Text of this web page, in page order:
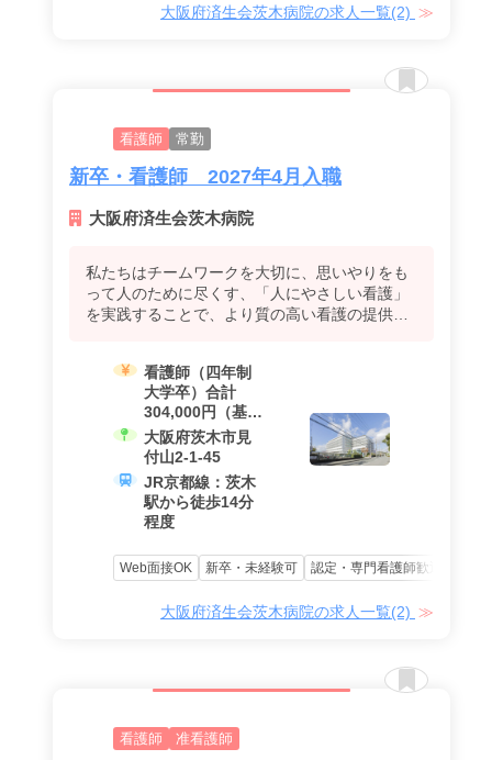
大阪府済生会茨木病院の求人一覧(2)
看護師 常勤
新卒・看護師 2027年4月入職
大阪府済生会茨木病院
私たちはチームワークを大切に、思いやりをも
って人のために尽くす、「人にやさしい看護」
を実践することで、より質の高い看護の提供を
看護師（四年制
大学卒）合計
304,000円（基本
給233,500円 諸
手当20,500円 夜
勤手当50,000
円）
看護師（短大・
専門卒）合計
給232,000円 諸
勤手当50,000
始）
大阪府茨木市見
付山2-1-45
JR京都線：茨木
駅から徒歩14分
程度
Web面接OK 新卒・未経験可 認定・専門看護師歓迎
大阪府済生会茨木病院の求人一覧(2)
看護師 准看護師